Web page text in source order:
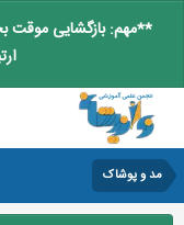
**مهم: بازگشایی موقت
مد و پوشاک